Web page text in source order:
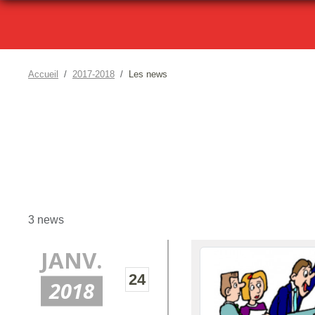
Accueil 2017-2018 Les news
3 news
JANV.
2018 24